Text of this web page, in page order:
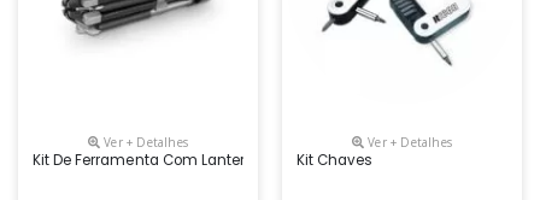
Ver + Detalhes
Kit De Ferramenta Com Lanterna Led Personalizado, Composto Por 5
Ver + Detalhes
Kit Chaves